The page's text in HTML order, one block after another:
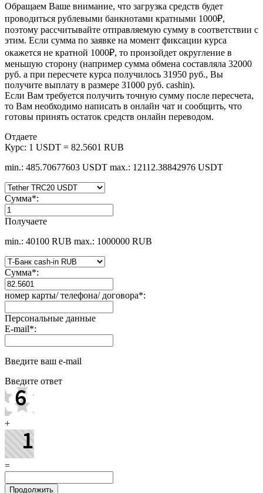
Обращаем Ваше внимание, что загрузка средств будет
проводиться рублевыми банкнотами кратными 1000₽,
поэтому рассчитывайте отправляемую сумму в соответствии с
этим. Если сумма по заявке на момент фиксации курса
окажется не кратной 1000₽, то произойдет округление в
меньшую сторону (например сумма обмена составляла 32000
руб. а при пересчете курса получилось 31950 руб., Вы
получите выплату в размере 31000 руб. cashin).
Если Вам требуется получить точную сумму после пересчета,
то Вам необходимо написать в онлайн чат и сообщить, что
готовы принять остаток средств онлайн переводом.
Отдаете
Курс: 1 USDT = 82.5601 RUB
min.: 485.70677603 USDT max.: 12112.38842976 USDT
Сумма*:
Получаете
min.: 40100 RUB max.: 1000000 RUB
Сумма*:
номер карты/ телефона/ договора*:
Персональные данные
E-mail*:
Введите ваш e-mail
Введите ответ
+
=